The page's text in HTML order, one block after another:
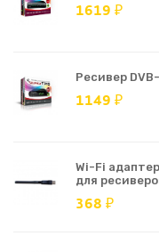
1619 ₽
Ресивер
1149 ₽
Wi-Fi
для
368 ₽